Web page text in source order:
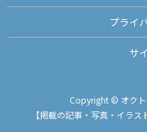
プライ
サ
Copyright © オクト
【掲載の記事・写真・イラ